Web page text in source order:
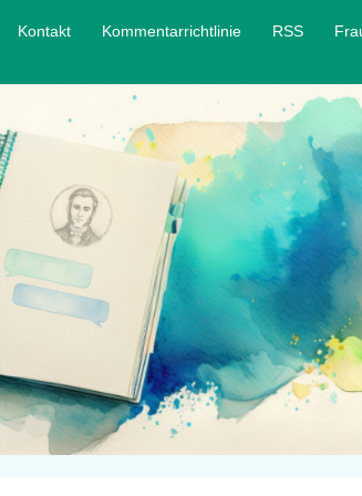
Kontakt Kommentarrichtlinie RSS